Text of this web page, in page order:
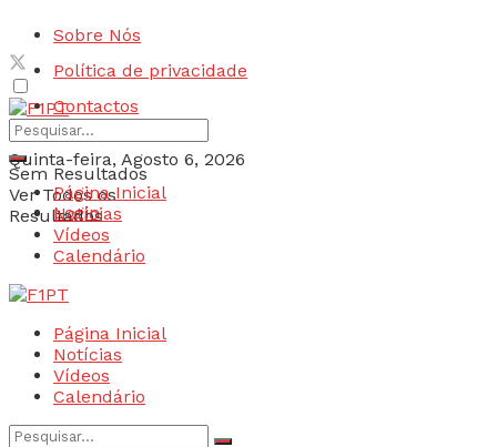
Sobre Nós
Política de privacidade
Contactos
Quinta-feira, Agosto 6, 2026
Login
Sem Resultados
Ver Todos os
Resultados
Página Inicial
Notícias
Vídeos
Calendário
Página Inicial
Notícias
Vídeos
Calendário